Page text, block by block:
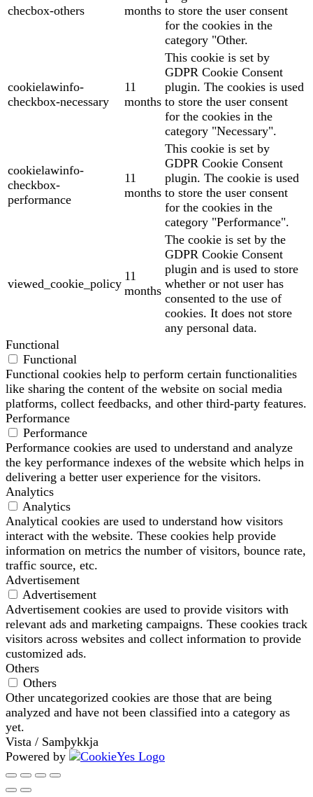
checbox-others
months to store the user consent
for the cookies in the
category "Other.
cookielawinfo-
checkbox-necessary
11
months
This cookie is set by
GDPR Cookie Consent
plugin. The cookies is used
to store the user consent
for the cookies in the
category "Necessary".
cookielawinfo-
checkbox-
performance
11
months
This cookie is set by
GDPR Cookie Consent
plugin. The cookie is used
to store the user consent
for the cookies in the
category "Performance".
viewed_cookie_policy
11
months
The cookie is set by the
GDPR Cookie Consent
plugin and is used to store
whether or not user has
consented to the use of
cookies. It does not store
any personal data.
Functional
Functional
Functional cookies help to perform certain functionalities
like sharing the content of the website on social media
platforms, collect feedbacks, and other third-party features.
Performance
Performance
Performance cookies are used to understand and analyze
the key performance indexes of the website which helps in
delivering a better user experience for the visitors.
Analytics
Analytics
Analytical cookies are used to understand how visitors
interact with the website. These cookies help provide
information on metrics the number of visitors, bounce rate,
traffic source, etc.
Advertisement
Advertisement
Advertisement cookies are used to provide visitors with
relevant ads and marketing campaigns. These cookies track
visitors across websites and collect information to provide
customized ads.
Others
Others
Other uncategorized cookies are those that are being
analyzed and have not been classified into a category as
yet.
Vista / Samþykkja
Powered by